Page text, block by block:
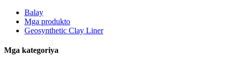
Balay
Mga produkto
Geosynthetic Clay Liner
Mga kategoriya